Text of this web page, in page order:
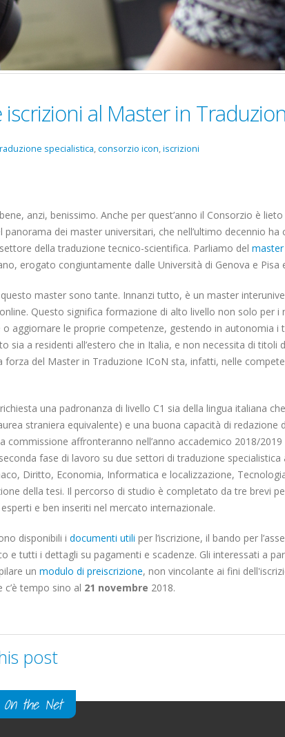
al Master in
specialistica,consorzio icon,iscrizioni
anzi, benissimo. Anche per quest’anno il Consorzio è
panorama dei master universitari, che nell’ultimo decennio
della traduzione tecnico-scientifica. Parliamo del
erogato congiuntamente dalle Università di Genova e
master sono tante. Innanzi tutto, è un master
Questo significa formazione di alto livello non solo per
aggiornare le proprie competenze, gestendo in autonomia i
sia a residenti all’estero che in Italia, e non necessita di
forza del Master in Traduzione ICoN sta, infatti, nelle
una padronanza di livello C1 sia della lingua italiana
straniera equivalente) e una buona capacità di redazione
commissione affronteranno nell’anno accademico 2018/
fase di lavoro su due settori di traduzione
Diritto, Economia, Informatica e localizzazione,
della tesi. Il percorso di studio è completato da tre brevi
e ben inseriti nel mercato internazionale.
disponibili i documenti utili per l’iscrizione, il bando per
e tutti i dettagli su pagamenti e scadenze. Gli interessati a
un modulo di preiscrizione, non vincolante ai fini
c’è tempo sino al 21 novembre 2018.
post
On the Net